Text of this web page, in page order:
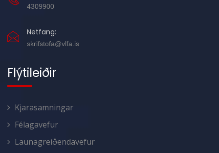
4309900
Netfang:
skrifstofa@vlfa.is
Flýtileiðir
Kjarasamningar
Félagavefur
Launagreiðendavefur